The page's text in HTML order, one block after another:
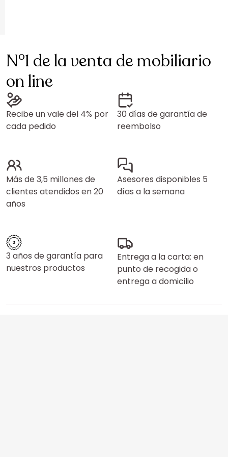
N°1 de la venta de mobiliario
on line
Recibe un vale del 4% por
cada pedido
30 días de garantía de
reembolso
Más de 3,5 millones de
clientes atendidos en 20
años
Asesores disponibles 5
días a la semana
3 años de garantía para
nuestros productos
Entrega a la carta: en
punto de recogida o
entrega a domicilio